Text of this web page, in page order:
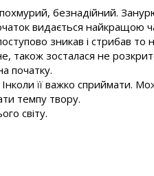
безнадійний.
видається найкращою
зникав і стрибав то
також зосталася не
початку.
її важко сприймати.
темпу твору.
світу.